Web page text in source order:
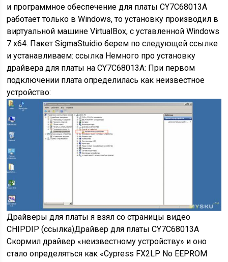
и программное обеспечение для платы CY7C68013A
работает только в Windows, то установку производил в
виртуальной машине VirtualBox, с уставленной Windows
7 x64. Пакет SigmaStuidio берем по следующей ссылке
и устанавливаем: ссылка Немного про установку
драйвера для платы на CY7C68013A: При первом
подключении плата определилась как неизвестное
устройство:
Драйверы для платы я взял со страницы видео
CHIPDIP (ссылка)Драйвер для платы CY7C68013A
Скормил драйвер «неизвестному устройству» и оно
стало определяться как «Cypress FX2LP No EEPROM